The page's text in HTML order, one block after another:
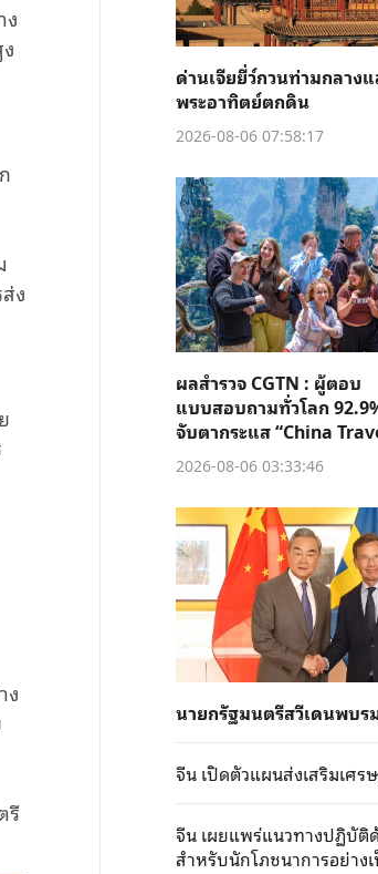
ง
ง
ง
รี
ด่านเจียยี่ว์กวนท่ามกลาง
พระอาทิตย์ตกดิน
2026-08-06 07:58:17
ผลสำรวจ CGTN : ผู้ตอบ
แบบสอบถามทั่วโลก
จับตากระแส “China
2026-08-06 03:33:46
นายกรัฐมนตรีสวีเดนพบ
จีน เปิดตัวแผนส่งเสริมเศ
จีน เผยแพร่แนวทางปฏิบัติ
สำหรับนักโภชนาการอย่าง